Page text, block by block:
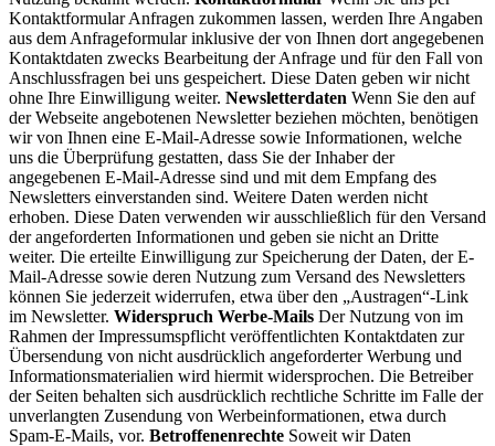
Kontaktformular Anfragen zukommen lassen, werden Ihre Angaben
aus dem Anfrageformular inklusive der von Ihnen dort angegebenen
Kontaktdaten zwecks Bearbeitung der Anfrage und für den Fall von
Anschlussfragen bei uns gespeichert. Diese Daten geben wir nicht
ohne Ihre Einwilligung weiter. Newsletterdaten Wenn Sie den auf
der Webseite angebotenen Newsletter beziehen möchten, benötigen
wir von Ihnen eine E-Mail-Adresse sowie Informationen, welche
uns die Überprüfung gestatten, dass Sie der Inhaber der
angegebenen E-Mail-Adresse sind und mit dem Empfang des
Newsletters einverstanden sind. Weitere Daten werden nicht
erhoben. Diese Daten verwenden wir ausschließlich für den Versand
der angeforderten Informationen und geben sie nicht an Dritte
weiter. Die erteilte Einwilligung zur Speicherung der Daten, der E-
Mail-Adresse sowie deren Nutzung zum Versand des Newsletters
können Sie jederzeit widerrufen, etwa über den „Austragen“-Link
im Newsletter. Widerspruch Werbe-Mails Der Nutzung von im
Rahmen der Impressumspflicht veröffentlichten Kontaktdaten zur
Übersendung von nicht ausdrücklich angeforderter Werbung und
Informationsmaterialien wird hiermit widersprochen. Die Betreiber
der Seiten behalten sich ausdrücklich rechtliche Schritte im Falle der
unverlangten Zusendung von Werbeinformationen, etwa durch
Spam-E-Mails, vor. Betroffenenrechte Soweit wir Daten